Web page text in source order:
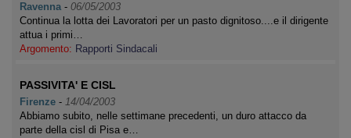
Ravenna - 06/05/2003
Continua la lotta dei Lavoratori per un pasto dignitoso....e il dirigente
attua i primi…
Argomento: Rapporti Sindacali
PASSIVITA' E CISL
Firenze - 14/04/2003
Abbiamo subito, nelle settimane precedenti, un duro attacco da
parte della cisl di Pisa e…